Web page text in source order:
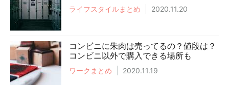
ライフスタイルまとめ 2020.11.20
コンビニに朱肉は売ってるの？値段は？
コンビニ以外で購入できる場所も
ワークまとめ 2020.11.19